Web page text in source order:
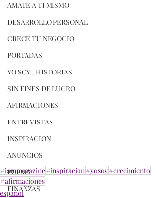
AMATE A TI MISMO
DESARROLLO PERSONAL
CRECE TU NEGOCIO
PORTADAS
YO SOY...HISTORIAS
SIN FINES DE LUCRO
AFIRMACIONES
ENTREVISTAS
INSPIRACION
ANUNCIOS
POEMA
FINANZAS
#iammagazine#inspiracion #yosoy#crecimiento
#afirmaciones
español